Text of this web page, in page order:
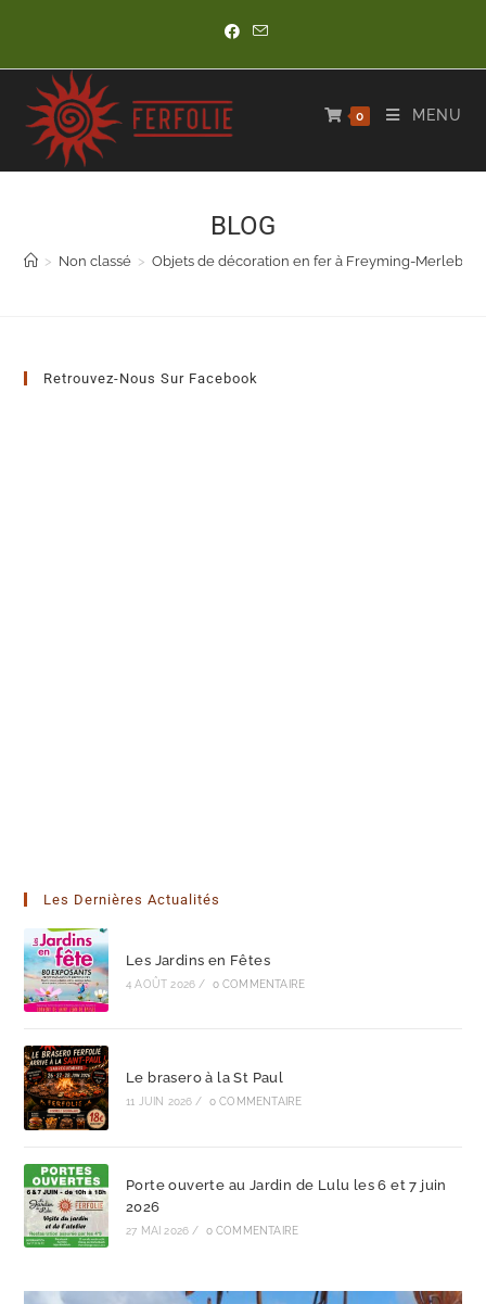
content
0 MENU
BLOG
> Non classé > Objets de décoration en fer à Freyming-
Retrouvez-Nous Sur Facebook
Les Dernières Actualités
Les Jardins en Fêtes
4 AOÛT 2026 / 0 COMMENTAIRE
Le brasero à la St Paul
11 JUIN 2026 / 0 COMMENTAIRE
Porte ouverte au Jardin de Lulu les 6 et 7 juin
2026
27 MAI 2026 / 0 COMMENTAIRE